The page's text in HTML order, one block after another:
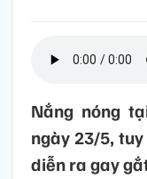
Nắng nóng
ngày 23/5,
diễn ra gay